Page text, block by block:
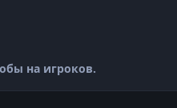
на игроков.